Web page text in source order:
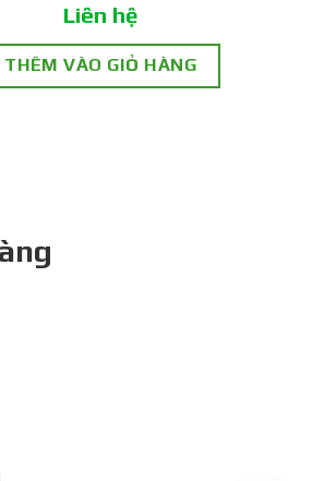
Liên hệ
THÊM VÀO GIỎ HÀNG